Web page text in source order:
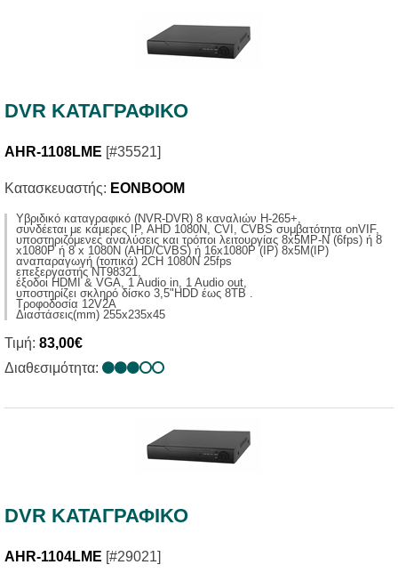
DVR ΚΑΤΑΓΡΑΦΙΚΟ
AHR-1108LME [#35521]
Κατασκευαστής: EONBOOM
Yβριδικό καταγραφικό (NVR-DVR) 8 καναλιών H-265+,
συνδέεται με κάμερες IP, AHD 1080N, CVI, CVBS συμβατότητα onVIF,
υποστηριζόμενες αναλύσεις και τρόποι λειτουργίας 8x5MP-N (6fps) ή 8
x1080P ή 8 x 1080N (AHD/CVBS) ή 16x1080P (IP) 8x5M(IP)
αναπαραγωγή (τοπικά) 2CH 1080N 25fps
επεξεργαστής NT98321,
έξοδοι HDMI & VGA, 1 Audio in, 1 Audio out,
υποστηρίζει σκληρό δίσκο 3,5"HDD έως 8ΤΒ .
Τροφοδοσία 12V2A
Διαστάσεις(mm) 255x235x45
Τιμή: 83,00€
Διαθεσιμότητα:
DVR ΚΑΤΑΓΡΑΦΙΚΟ
AHR-1104LME [#29021]